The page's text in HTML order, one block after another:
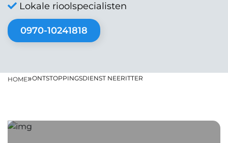
Lokale rioolspecialisten
0970-10241818
HOME»ONTSTOPPINGSDIENST NEERITTER